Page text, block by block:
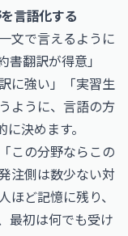
言語化する
文で言えるように
翻訳が得意」
に強い」「実習生
ように、言語の方
決めます。
この分野ならこの
注側は数少ない対
ど記憶に残り、
最初は何でも受け